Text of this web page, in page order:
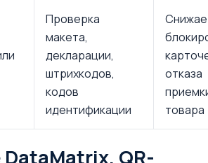
Проверка
макета,
декларации,
штрихкодов,
кодов
идентификации
отказа
товара
QR-